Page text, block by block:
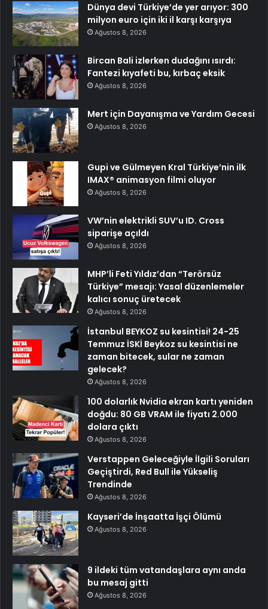
Dünya devi Türkiye’de yer arıyor: 300
milyon euro için iki il karşı karşıya
Ağustos 8, 2026
Bircan Bali izlerken dudağını ısırdı:
Fantezi kıyafeti bu, kırbaç eksik
Ağustos 8, 2026
Mert için Dayanışma ve Yardım Gecesi
Ağustos 8, 2026
Gupi ve Gülmeyen Kral Türkiye’nin ilk
IMAX® animasyon filmi oluyor
Ağustos 8, 2026
VW’nin elektrikli SUV’u ID. Cross
siparişe açıldı
Ağustos 8, 2026
MHP’li Feti Yıldız’dan “Terörsüz
Türkiye” mesajı: Yasal düzenlemeler
kalıcı sonuç üretecek
Ağustos 8, 2026
İstanbul BEYKOZ su kesintisi! 24-25
Temmuz İSKİ Beykoz su kesintisi ne
zaman bitecek, sular ne zaman
gelecek?
Ağustos 8, 2026
100 dolarlık Nvidia ekran kartı yeniden
doğdu: 80 GB VRAM ile fiyatı 2.000
dolara çıktı
Ağustos 8, 2026
Verstappen Geleceğiyle İlgili Soruları
Geçiştirdi, Red Bull ile Yükseliş
Trendinde
Ağustos 8, 2026
Kayseri’de İnşaatta İşçi Ölümü
Ağustos 8, 2026
9 ildeki tüm vatandaşlara aynı anda
bu mesaj gitti
Ağustos 8, 2026